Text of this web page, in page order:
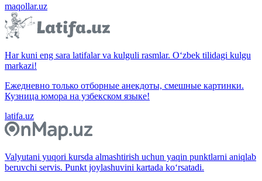
maqollar.uz
Har kuni eng sara latifalar va kulguli rasmlar. O‘zbek tilidagi kulgu
markazi!
Ежедневно только отборные анекдоты, смешные картинки.
Кузница юмора на узбекском языке!
latifa.uz
Valyutani yuqori kursda almashtirish uchun yaqin punktlarni aniqlab
beruvchi servis. Punkt joylashuvini kartada ko‘rsatadi.